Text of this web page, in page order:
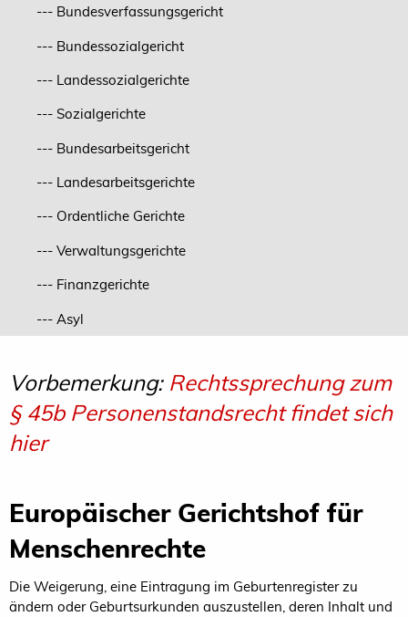
--- Bundesverfassungsgericht
--- Bundessozialgericht
--- Landessozialgerichte
--- Sozialgerichte
--- Bundesarbeitsgericht
--- Landesarbeitsgerichte
--- Ordentliche Gerichte
--- Verwaltungsgerichte
--- Finanzgerichte
--- Asyl
Vorbemerkung: Rechtssprechung zum
§ 45b Personenstandsrecht findet sich
hier
Europäischer Gerichtshof für
Menschenrechte
Die Weigerung, eine Eintragung im Geburtenregister zu
ändern oder Geburtsurkunden auszustellen, deren Inhalt und